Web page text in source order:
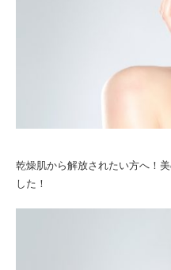
乾燥肌から解放されたい方へ！
した！